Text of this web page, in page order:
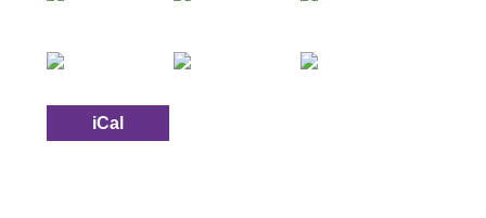
iCal